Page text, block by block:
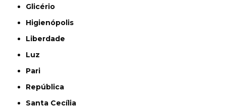
Glicério
Higienópolis
Liberdade
Luz
Pari
República
Santa Cecília